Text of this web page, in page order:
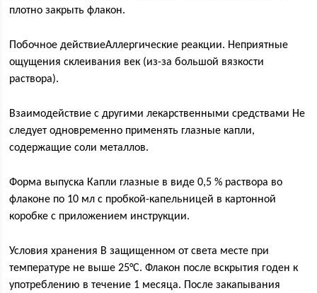
плотно закрыть флакон.
Побочное действиеАллергические реакции. Неприятные
ощущения склеивания век (из-за большой вязкости
раствора).
Взаимодействие с другими лекарственными средствами Не
следует одновременно применять глазные капли,
содержащие соли металлов.
Форма выпуска Капли глазные в виде 0,5 % раствора во
флаконе по 10 мл с пробкой-капельницей в картонной
коробке с приложением инструкции.
Условия хранения В защищенном от света месте при
температуре не выше 25°С. Флакон после вскрытия годен к
употреблению в течение 1 месяца. После закапывания